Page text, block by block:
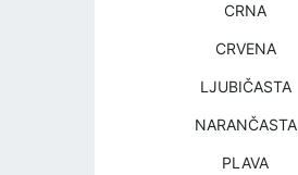
CRNA
CRVENA
LJUBIČASTA
NARANČASTA
PLAVA